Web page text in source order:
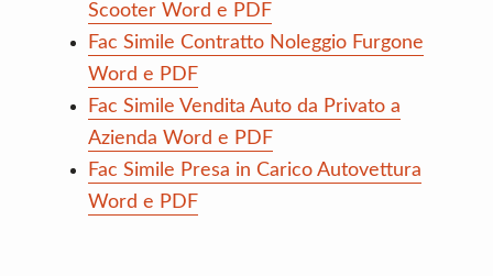
Scooter Word e PDF
Fac Simile Contratto Noleggio Furgone
Word e PDF
Fac Simile Vendita Auto da Privato a
Azienda Word e PDF
Fac Simile Presa in Carico Autovettura
Word e PDF